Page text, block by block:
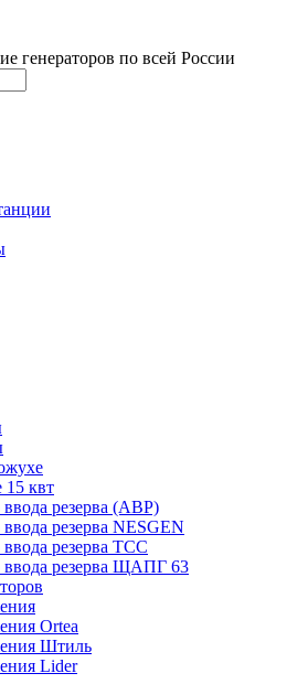
генераторов по всей России
15 квт
ввода резерва (АВР)
резерва NESGEN
ввода резерва ТСС
ввода резерва ЩАПГ 63
Ortea
Штиль
Lider